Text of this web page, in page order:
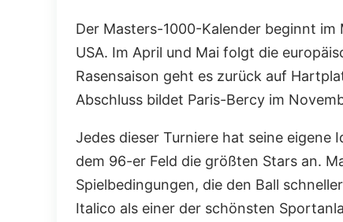
Der Masters-1000-Kalender beginnt
USA. Im April und Mai folgt die
Rasensaison geht es zurück auf
Abschluss bildet Paris-Bercy im
Jedes dieser Turniere hat seine eigene
dem 96-er Feld die größten Stars an.
Spielbedingungen, die den Ball
Italico als einer der schönsten